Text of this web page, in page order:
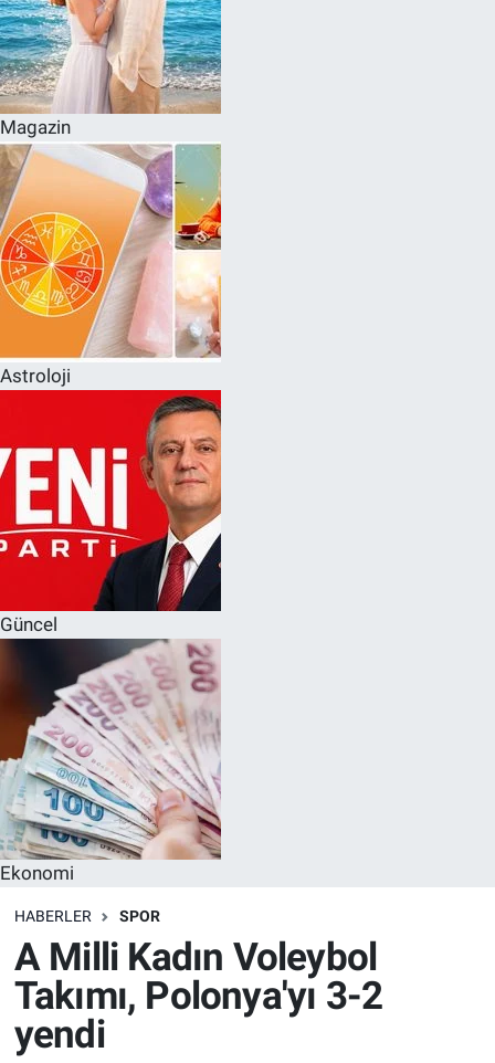
Magazin
Astroloji
Güncel
Ekonomi
HABERLER SPOR
A Milli Kadın Voleybol
Takımı, Polonya'yı 3-2
yendi